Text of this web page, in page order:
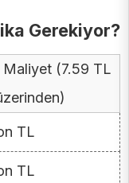
Gerekiyor?
Maliyet (7.59 TL
TL
TL